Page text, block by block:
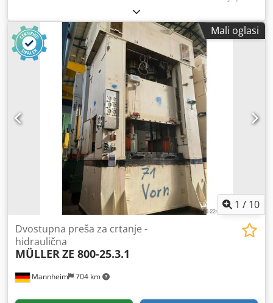
Aswiidwel Ierf Rabljeno stanje Broj skladišta Cod.0337
Snaga 800 tona. Hod sanjki 900 mm. Brzina pristupa mm/s
400 mm Radna brzina pri 100% mm/s 15 mm Radna brzina
pri 50% mm/s 31 Brzina povratka sanjki mm/s 400 mm
Maksimalno vertikalno svjetlo. 1.500 mm Veličina stola
držača kalupa 2500 x 1500 mm Veličina stola za držanje
praznih dijelova 2380 x 970 mm Jastuk za držač praznog
predmeta - ukupna sila (tona) 600 tona. Hod donjeg držača
praznaka 450 mm.
Mali oglasi
1 / 10
Mannheim 704 km
Dvostupna preša za crtanje -
hidraulična
MÜLLERZE 800-25.3.1